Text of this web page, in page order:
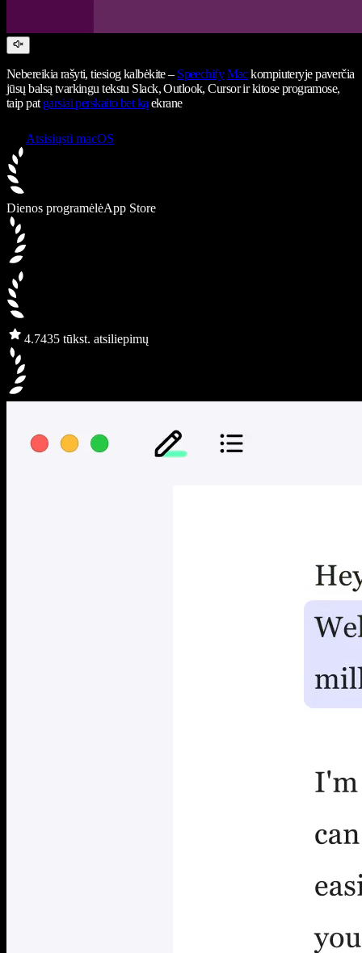
Nebereikia rašyti, tiesiog kalbėkite – Speechify Mackompiuteryje paverčia
jūsų balsą tvarkingu tekstu Slack, Outlook, Cursor ir kitose programose,
taip pat garsiai perskaito bet ką ekrane
Atsisiųsti macOS
Dienos programėlėApp Store
4.7435 tūkst. atsiliepimų